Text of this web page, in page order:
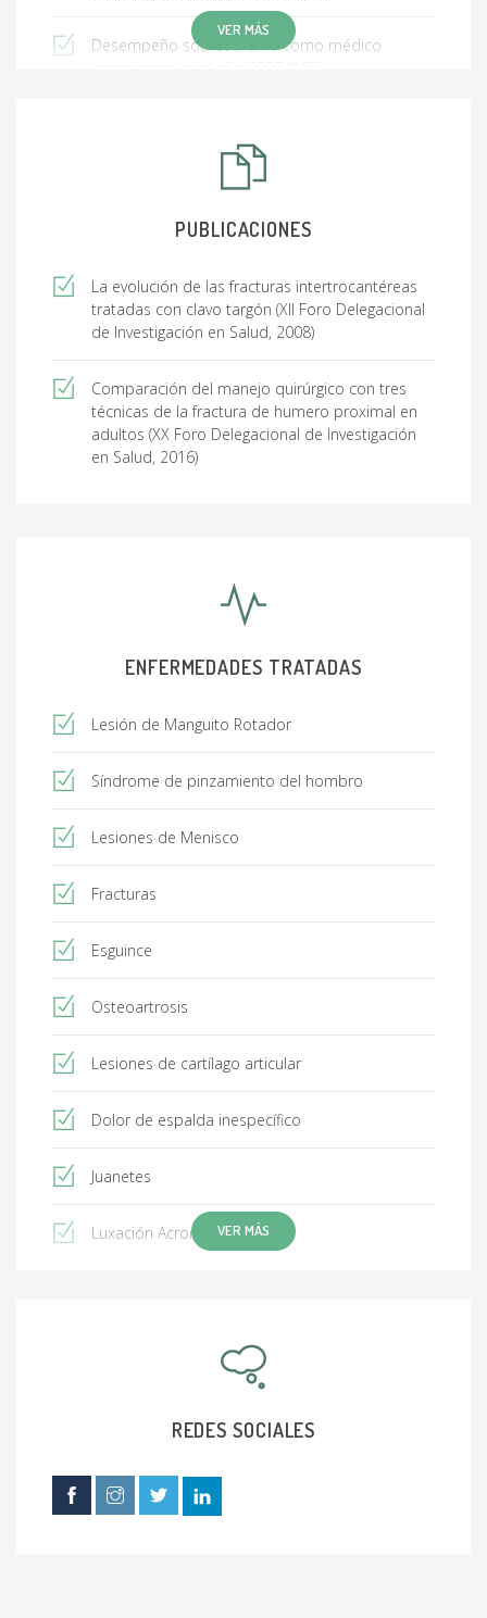
Desempeño sobresaliente como médico
eficacia y eficiencia durante el año 2021 (IMSS).
VER MÁS
PUBLICACIONES
La evolución de las fracturas intertrocantéreas
tratadas con clavo targón (XII Foro Delegacional
de Investigación en Salud, 2008)
Comparación del manejo quirúrgico con tres
técnicas de la fractura de humero proximal en
adultos (XX Foro Delegacional de Investigación
en Salud, 2016)
ENFERMEDADES TRATADAS
Lesión de Manguito Rotador
Síndrome de pinzamiento del hombro
Lesiones de Menisco
Fracturas
Esguince
Osteoartrosis
Lesiones de cartílago articular
Dolor de espalda inespecífico
Juanetes
Luxación Acromioclavicular
Lesiones ligamentarias de rodillas
VER MÁS
REDES SOCIALES